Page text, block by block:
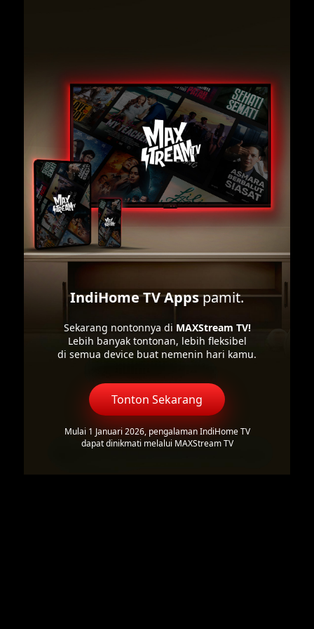
IndiHome TV Appspamit.
Sekarang nontonnya di MAXStream TV!
Lebih banyak tontonan, lebih fleksibel
di semua device buat nemenin hari kamu.
Tonton Sekarang
Mulai 1 Januari 2026, pengalaman IndiHome TV
dapat dinikmati melalui MAXStream TV